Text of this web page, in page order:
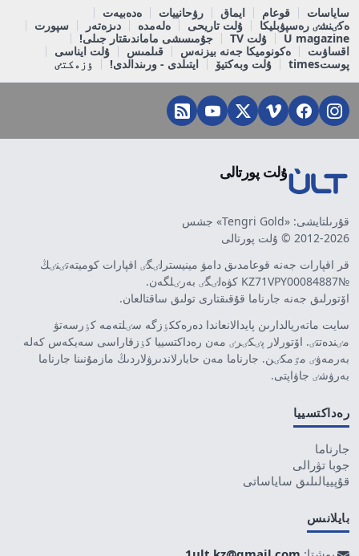
ساياسات قوعام ايماق رۋحانييات
ەدەبيەت
ەكٸنشٸ رەسپۋبليكا
ۇلت تاريحى ەلەمدە دىزەتەر
سپورت
U magazine
ۇلت TV
جۇمىسشى ماماندىقتار جىلى!
اقساۋىت
ەكونوميكا جەنە بيزنەس قىلمىس
ۇلت ايناسى
پوستtimes
ۇلت وبەكتيۆ ايتىلدى - ورىندالدى! ٶزەكتٸ
ۇلت پورتالى
قۇرىلتايشى: «Tengri Gold» جشس
2012-2026 © ۇلت پورتالى
قر اقپارات جەنە قوعامدىق دامۋ مينيسترلٸگٸ اقپارات كوميتەتٸنٸڭ
№KZ71VPY00084887 كۋەلٸگٸ بەرٸلگەن.
اۆتورلىق جەنە جارناما قۇقىقتارى تولىق ساقتالعان.
سايت ماتەريالدارىن پايدالانعاندا دەرەككٶزگە سٸلتەمە كٶرسەتۋ
مٸندەتتٸ. اۆتورلار پٸكٸرٸ مەن رەداكتسييا كٶزقاراسى سەيكەس كەلە
بەرمەۋٸ مٷمكٸن. جارناما مەن حابارلاندىرۋلاردىڭ مازمۇنىنا جارناما
بەرۋشٸ جاۋاپتى.
رەداكتسييا
جارناما
جوبا تۋرالى
قۇپييالىلىق ساياساتى
بايلانىس